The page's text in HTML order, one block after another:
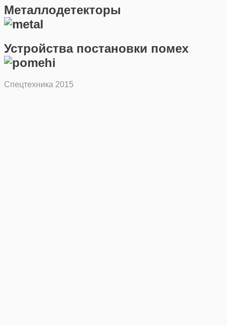
Металлодетекторы
Устройства постановки помех
Спецтехника 2015